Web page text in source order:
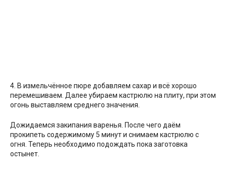
4. В измельчённое пюре добавляем сахар и всё хорошо
перемешиваем. Далее убираем кастрюлю на плиту, при этом
огонь выставляем среднего значения.
Дожидаемся закипания варенья. После чего даём
прокипеть содержимому 5 минут и снимаем кастрюлю с
огня. Теперь необходимо подождать пока заготовка
остынет.